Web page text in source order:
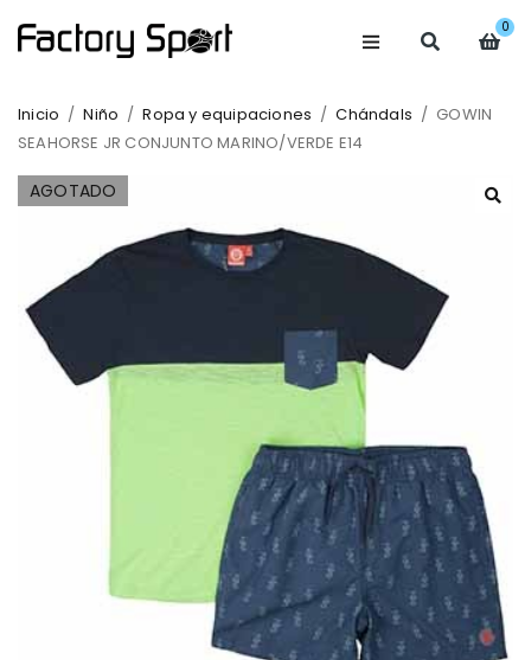
0
Inicio / Niño / Ropa y equipaciones / Chándals / GOWIN
SEAHORSE JR CONJUNTO MARINO/VERDE E14
AGOTADO